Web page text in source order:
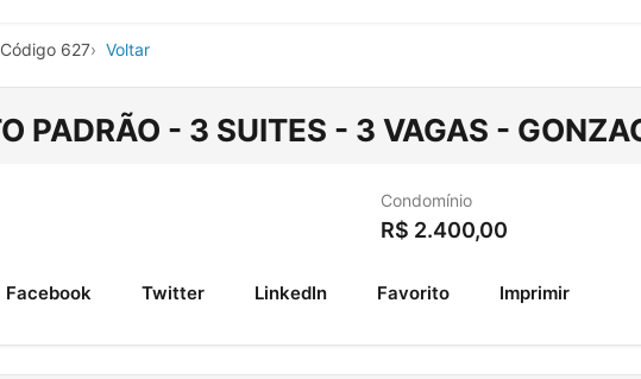
Código 627 Voltar
PADRÃO - 3 SUITES - 3 VAGAS -
Condomínio
R$ 2.400,00
Facebook Twitter LinkedIn Favorito Imprimir